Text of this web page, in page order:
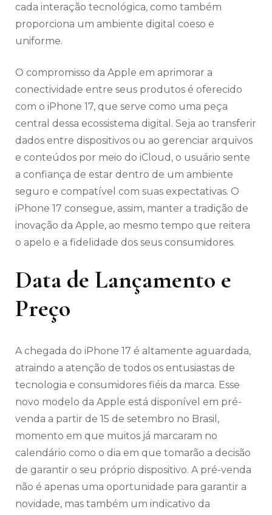
cada interação tecnológica, como também
proporciona um ambiente digital coeso e
uniforme.
O compromisso da Apple em aprimorar a
conectividade entre seus produtos é oferecido
com o iPhone 17, que serve como uma peça
central dessa ecossistema digital. Seja ao transferir
dados entre dispositivos ou ao gerenciar arquivos
e conteúdos por meio do iCloud, o usuário sente
a confiança de estar dentro de um ambiente
seguro e compatível com suas expectativas. O
iPhone 17 consegue, assim, manter a tradição de
inovação da Apple, ao mesmo tempo que reitera
o apelo e a fidelidade dos seus consumidores.
Data de Lançamento e
Preço
A chegada do iPhone 17 é altamente aguardada,
atraindo a atenção de todos os entusiastas de
tecnologia e consumidores fiéis da marca. Esse
novo modelo da Apple está disponível em pré-
venda a partir de 15 de setembro no Brasil,
momento em que muitos já marcaram no
calendário como o dia em que tomarão a decisão
de garantir o seu próprio dispositivo. A pré-venda
não é apenas uma oportunidade para garantir a
novidade, mas também um indicativo da